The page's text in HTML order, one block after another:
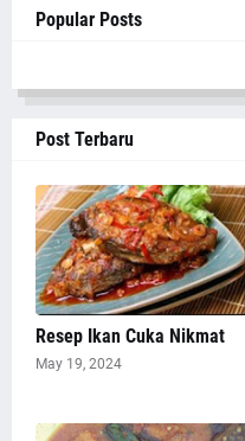
Popular Posts
Post Terbaru
Resep Ikan Cuka Nikmat
May 19, 2024